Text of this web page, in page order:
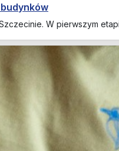
W pierwszym